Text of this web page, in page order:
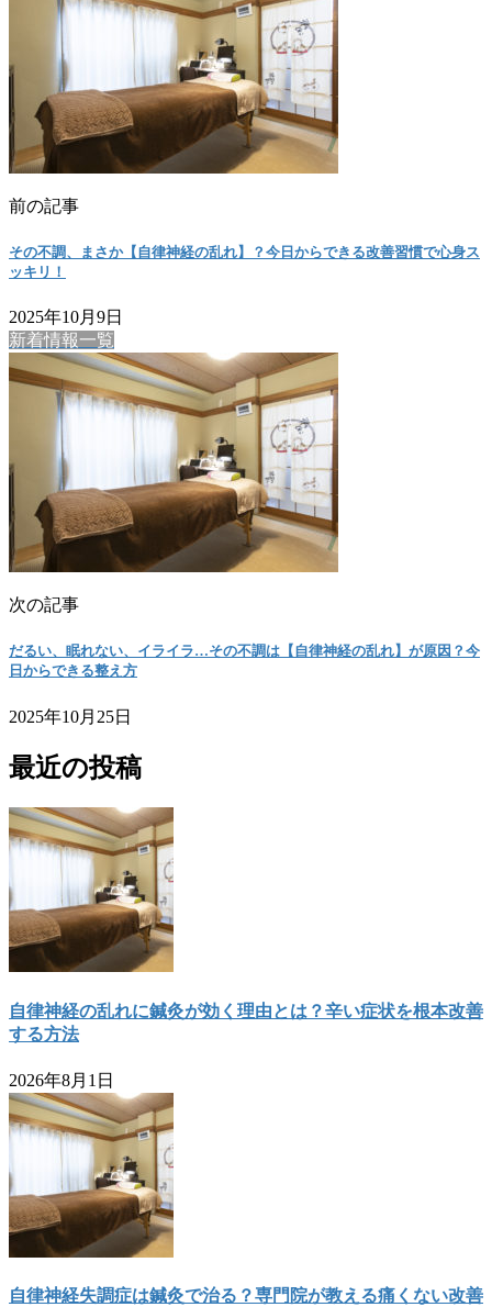
前の記事
その不調、まさか【自律神経の乱れ】？今日からできる改善習慣で心身ス
ッキリ！
2025年10月9日
新着情報一覧
次の記事
だるい、眠れない、イライラ…その不調は【自律神経の乱れ】が原因？今
日からできる整え方
2025年10月25日
最近の投稿
自律神経の乱れに鍼灸が効く理由とは？辛い症状を根本改善
する方法
2026年8月1日
自律神経失調症は鍼灸で治る？専門院が教える痛くない改善